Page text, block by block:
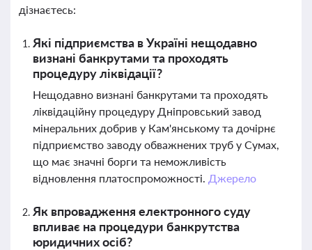
дізнаєтесь:
Які підприємства в Україні нещодавно
визнані банкрутами та проходять
процедуру ліквідації?
Нещодавно визнані банкрутами та проходять
ліквідаційну процедуру Дніпровський завод
мінеральних добрив у Кам'янському та дочірнє
підприємство заводу обважнених труб у Сумах,
що має значні борги та неможливість
відновлення платоспроможності. Джерело
Як впровадження електронного суду
впливає на процедури банкрутства
юридичних осіб?